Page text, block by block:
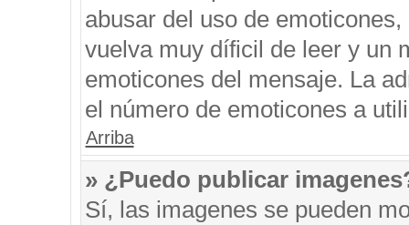
abusar del uso de
vuelva muy díficil de leer y un
emoticones del mensaje. La
el número de emoticones a
Arriba
» ¿Puedo publicar
Sí, las imagenes se pueden